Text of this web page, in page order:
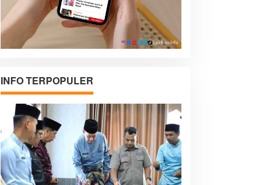
INFO TERPOPULER